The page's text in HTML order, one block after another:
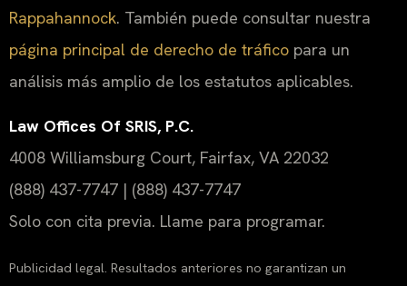
Rappahannock. También puede consultar nuestra
página principal de derecho de tráfico para un
análisis más amplio de los estatutos aplicables.
Law Offices Of SRIS, P.C.
4008 Williamsburg Court, Fairfax, VA 22032
(888) 437-7747 | (888) 437-7747
Solo con cita previa. Llame para programar.
Publicidad legal. Resultados anteriores no garantizan un